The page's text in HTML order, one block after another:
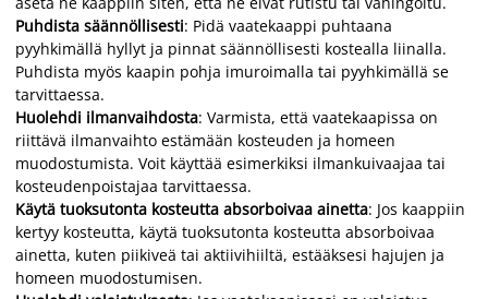
Puhdista säännöllisesti: Pidä vaatekaappi puhtaana
pyyhkimällä hyllyt ja pinnat säännöllisesti kostealla liinalla.
Puhdista myös kaapin pohja imuroimalla tai pyyhkimällä se
tarvittaessa.
Huolehdi ilmanvaihdosta: Varmista, että vaatekaapissa on
riittävä ilmanvaihto estämään kosteuden ja homeen
muodostumista. Voit käyttää esimerkiksi ilmankuivaajaa tai
kosteudenpoistajaa tarvittaessa.
Käytä tuoksutonta kosteutta absorboivaa ainetta: Jos kaappiin
kertyy kosteutta, käytä tuoksutonta kosteutta absorboivaa
ainetta, kuten piikiveä tai aktiivihiiltä, estääksesi hajujen ja
homeen muodostumisen.